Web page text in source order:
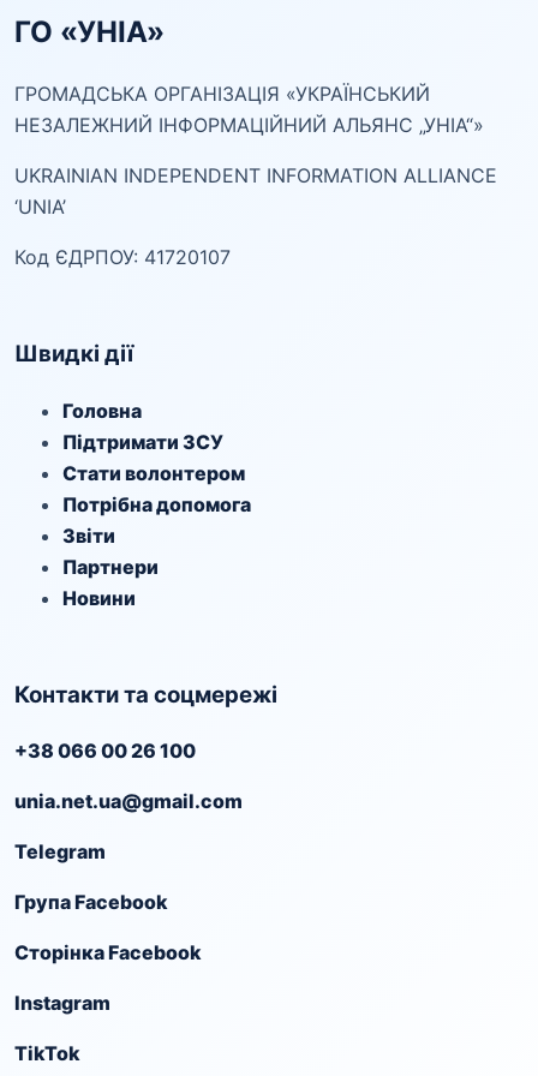
ГО «УНІА»
ГРОМАДСЬКА ОРГАНІЗАЦІЯ «УКРАЇНСЬКИЙ
НЕЗАЛЕЖНИЙ ІНФОРМАЦІЙНИЙ АЛЬЯНС „УНІА“»
UKRAINIAN INDEPENDENT INFORMATION ALLIANCE
‘UNIA’
Код ЄДРПОУ: 41720107
Швидкі дії
Головна
Підтримати ЗСУ
Стати волонтером
Потрібна допомога
Звіти
Партнери
Новини
Контакти та соцмережі
+38 066 00 26 100
unia.net.ua@gmail.com
Telegram
Група Facebook
Сторінка Facebook
Instagram
TikTok